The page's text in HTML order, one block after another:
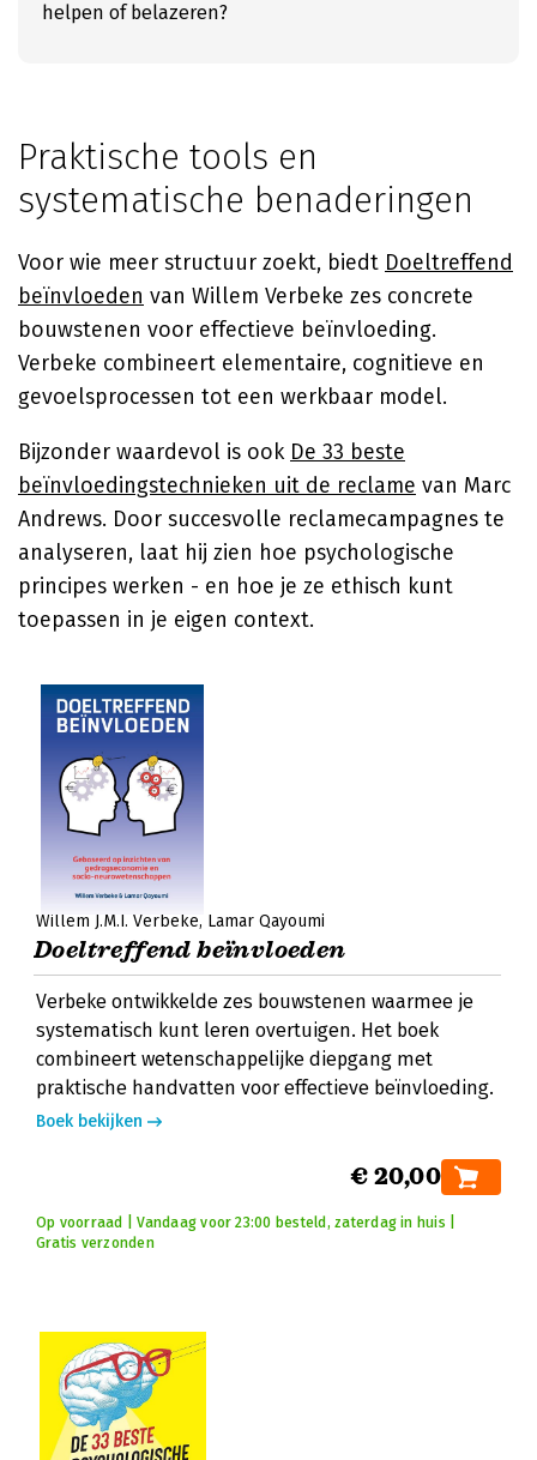
helpen of belazeren?
Praktische tools en
systematische benaderingen
Voor wie meer structuur zoekt, biedt Doeltreffend
beïnvloeden van Willem Verbeke zes concrete
bouwstenen voor effectieve beïnvloeding.
Verbeke combineert elementaire, cognitieve en
gevoelsprocessen tot een werkbaar model.
Bijzonder waardevol is ook De 33 beste
beïnvloedingstechnieken uit de reclame van Marc
Andrews. Door succesvolle reclamecampagnes te
analyseren, laat hij zien hoe psychologische
principes werken - en hoe je ze ethisch kunt
toepassen in je eigen context.
Willem J.M.I. Verbeke Lamar Qayoumi
Doeltreffend beïnvloeden
Verbeke ontwikkelde zes bouwstenen waarmee je
systematisch kunt leren overtuigen. Het boek
combineert wetenschappelijke diepgang met
praktische handvatten voor effectieve beïnvloeding.
Boek bekijken
€ 20,00
Op voorraad | Vandaag voor 23:00 besteld, zaterdag in huis |
Gratis verzonden